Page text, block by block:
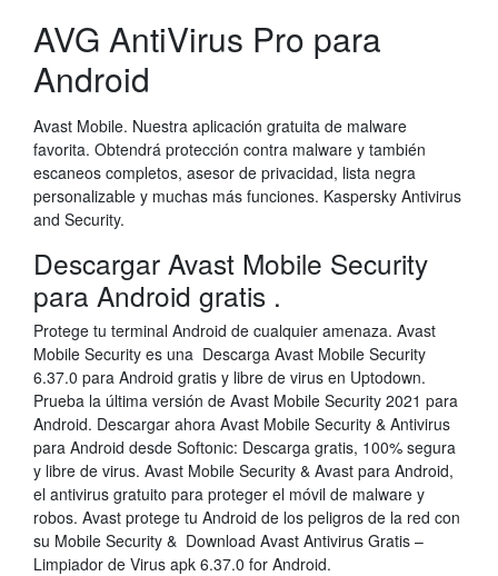
AVG AntiVirus Pro para
Android
Avast Mobile. Nuestra aplicación gratuita de malware
favorita. Obtendrá protección contra malware y también
escaneos completos, asesor de privacidad, lista negra
personalizable y muchas más funciones. Kaspersky Antivirus
and Security.
Descargar Avast Mobile Security
para Android gratis .
Protege tu terminal Android de cualquier amenaza. Avast
Mobile Security es una Descarga Avast Mobile Security
6.37.0 para Android gratis y libre de virus en Uptodown.
Prueba la última versión de Avast Mobile Security 2021 para
Android. Descargar ahora Avast Mobile Security & Antivirus
para Android desde Softonic: Descarga gratis, 100% segura
y libre de virus. Avast Mobile Security & Avast para Android,
el antivirus gratuito para proteger el móvil de malware y
robos. Avast protege tu Android de los peligros de la red con
su Mobile Security & Download Avast Antivirus Gratis –
Limpiador de Virus apk 6.37.0 for Android.